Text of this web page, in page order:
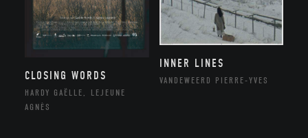
CLOSING WORDS
HARDY GAËLLE, LEJEUNE
AGNÈS
INNER LINES
VANDEWEERD PIERRE-YVES